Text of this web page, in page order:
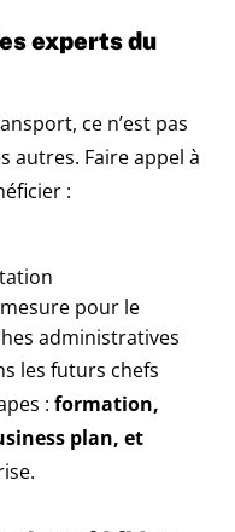
experts du
ce n’est pas
autres. Faire appel à
:
pour le
administratives
les futurs chefs
: formation,
plan, et